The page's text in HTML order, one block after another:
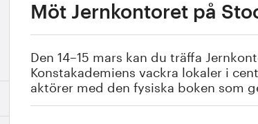
Möt Jernkontoret på
Den 14–15 mars kan du träffa
Konstakademiens vackra lokaler i
aktörer med den fysiska boken som